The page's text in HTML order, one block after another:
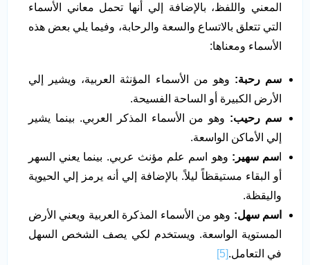
المعني واللفظ، بالإضافة إلي أنها تحمل معاني الأسماء
التي تتعلق بالاتساع والسعة والرحابة، وفيما يلي بعض هذه
الأسماء ومعناها:
سم رحبة: وهو من الأسماء المؤنثة العربية، ويشير إلي
الأرض الكبيرة أو الساحة الفسيحة.
سم رحيب: وهو من الأسماء المذكر العربي. بينما يشير
إلي الأماكن الواسعة.
سم سهير: وهو اسم علم مؤنث عربي. بينما يعني السهر
أو البقاء مستيقظاً ليلاً. بالإضافة إلي أنه يرمز إلي الحيوية
واليقظة.
اسم سهل: وهو من الأسماء المذكرة العربية ويعني الأرض
المستوية الواسعة. ويستخدم لكي يصف الشخص السهل
في التعامل.[5]